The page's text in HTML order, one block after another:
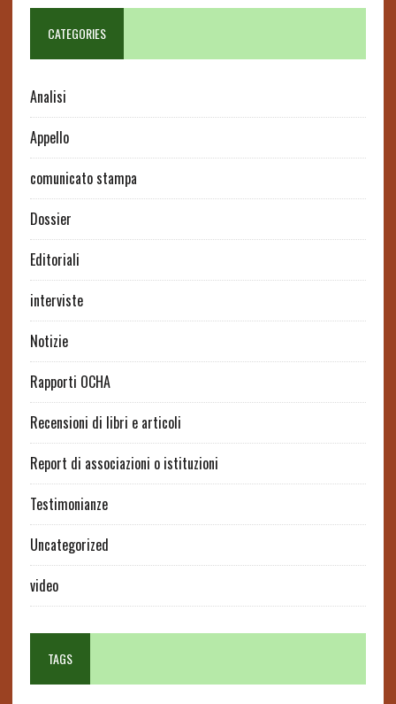
CATEGORIES
Analisi
Appello
comunicato stampa
Dossier
Editoriali
interviste
Notizie
Rapporti OCHA
Recensioni di libri e articoli
Report di associazioni o istituzioni
Testimonianze
Uncategorized
video
TAGS